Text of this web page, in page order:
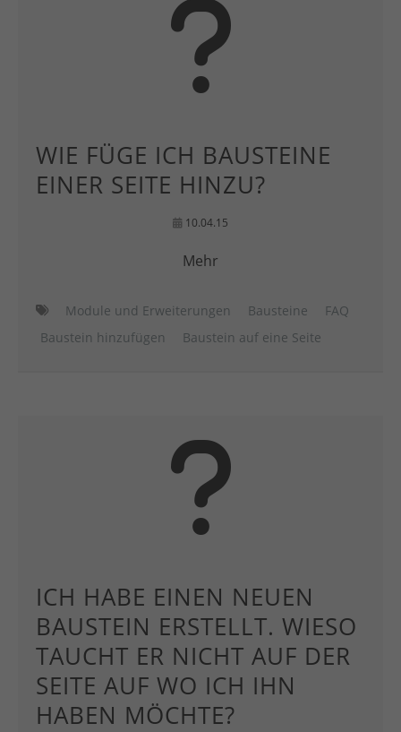
WIE FÜGE ICH BAUSTEINE
EINER SEITE HINZU?
10.04.15
Mehr
Module und Erweiterungen Bausteine
FAQ
Baustein hinzufügen
Baustein auf eine Seite
ICH HABE EINEN NEUEN
BAUSTEIN ERSTELLT. WIESO
TAUCHT ER NICHT AUF DER
SEITE AUF WO ICH IHN
HABEN MÖCHTE?